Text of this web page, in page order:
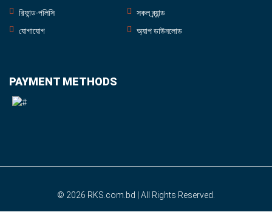
রিফান্ড-পলিসি
যোগাযোগ
সকল ব্র্যান্ড
অ্যাপ ডাউনলোড
PAYMENT METHODS
© 2026 RKS.com.bd | All Rights Reserved.